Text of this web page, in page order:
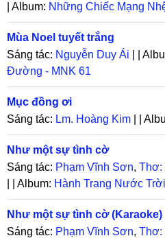
| Album: Những Chiếc Mạng
Mùa Noel tuyết trắng
Sáng tác: Nguyễn Duy Ái | |
Đường - MNK 61
Mục đồng ơi
Sáng tác: Lm. Hoàng Kim | |
Như một sự tình cờ
Sáng tác: Phạm Vĩnh Sơn, Thơ:
| | Album: Hành Trang Nước Trời
Như một sự tình cờ (Karaoke)
Sáng tác: Phạm Vĩnh Sơn, Thơ: